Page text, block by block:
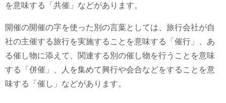
を意味する「共催」などがあります。
開催の開催の字を使った別の言葉としては、旅行会社が自
社の主催する旅行を実施することを意味する「催行」、あ
る催し物に添えて、関連する別の催し物を行うことを意味
する「併催」、人を集めて興行や会合などをすることを意
味する「催し」などがあります。